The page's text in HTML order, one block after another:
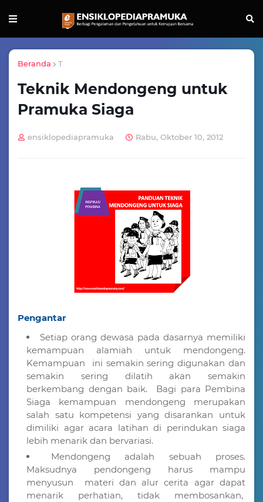
Beranda T
Teknik Mendongeng untuk
Pramuka Siaga
ensiklopediapramuka Rabu, Oktober 10, 2012
Pengantar
Setiap orang dewasa pada dasarnya memiliki
kemampuan alamiah untuk mendongeng.
Kemampuan ini semakin sering digunakan dan
semakin sering dilatih akan semakin
berkembang dengan baik. Bagi para Pembina
Siaga kemampuan mendongeng merupakan
salah satu kompetensi yang disarankan untuk
dimiliki agar acara latihan di perindukan siaga
lebih menarik dan bervariasi.
Mendongeng adalah sebuah proses.
Maksudnya pendongeng harus mampu
menyusun materi dan alur cerita agar dapat
menarik perhatian, tidak membosankan,